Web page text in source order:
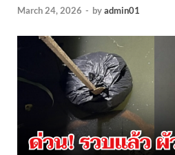
March 24, 2026 - byadmin01